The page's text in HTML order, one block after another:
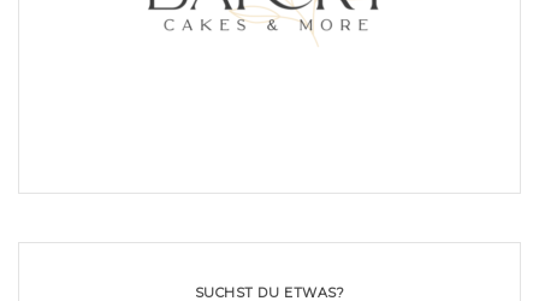
SUCHST DU ETWAS?